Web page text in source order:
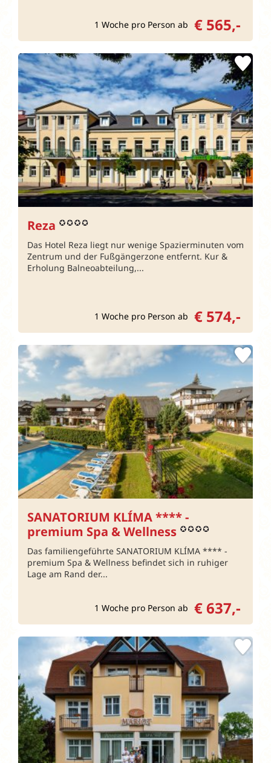
1 Woche pro Person ab € 565,-
Reza
Das Hotel Reza liegt nur wenige Spazierminuten vom
Zentrum und der Fußgängerzone entfernt. Kur &
Erholung Balneoabteilung,...
1 Woche pro Person ab € 574,-
SANATORIUM KLÍMA **** -
premium Spa & Wellness
Das familiengeführte SANATORIUM KLÍMA **** -
premium Spa & Wellness befindet sich in ruhiger
Lage am Rand der...
1 Woche pro Person ab € 637,-